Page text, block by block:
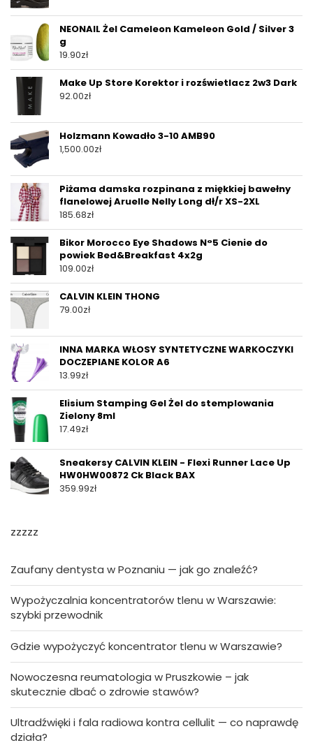
NEONAIL Żel Cameleon Kameleon Gold / Silver 3
g
19.90zł
Make Up Store Korektor i rozświetlacz 2w3 Dark
92.00zł
Holzmann Kowadło 3-10 AMB90
1,500.00zł
Piżama damska rozpinana z miękkiej bawełny
flanelowej Aruelle Nelly Long dł/r XS-2XL
185.68zł
Bikor Morocco Eye Shadows N°5 Cienie do
powiek ​Bed&Breakfast 4x2g
109.00zł
CALVIN KLEIN THONG
79.00zł
INNA MARKA WŁOSY SYNTETYCZNE WARKOCZYKI
DOCZEPIANE KOLOR A6
13.99zł
Elisium Stamping Gel Żel do stemplowania
Zielony 8ml
17.49zł
Sneakersy CALVIN KLEIN - Flexi Runner Lace Up
HW0HW00872 Ck Black BAX
359.99zł
zzzzz
Zaufany dentysta w Poznaniu — jak go znaleźć?
Wypożyczalnia koncentratorów tlenu w Warszawie:
szybki przewodnik
Gdzie wypożyczyć koncentrator tlenu w Warszawie?
Nowoczesna reumatologia w Pruszkowie – jak
skutecznie dbać o zdrowie stawów?
Ultradźwięki i fala radiowa kontra cellulit — co naprawdę
działa?